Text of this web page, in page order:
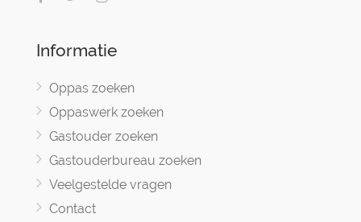
Informatie
Oppas zoeken
Oppaswerk zoeken
Gastouder zoeken
Gastouderbureau zoeken
Veelgestelde vragen
Contact